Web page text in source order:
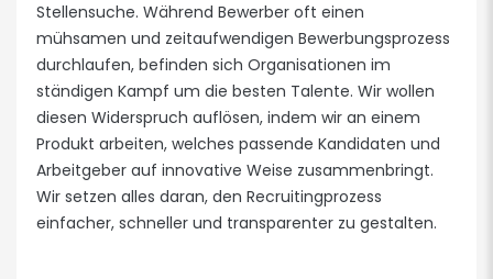
Stellensuche. Während Bewerber oft einen
mühsamen und zeitaufwendigen Bewerbungsprozess
durchlaufen, befinden sich Organisationen im
ständigen Kampf um die besten Talente. Wir wollen
diesen Widerspruch auflösen, indem wir an einem
Produkt arbeiten, welches passende Kandidaten und
Arbeitgeber auf innovative Weise zusammenbringt.
Wir setzen alles daran, den Recruitingprozess
einfacher, schneller und transparenter zu gestalten.